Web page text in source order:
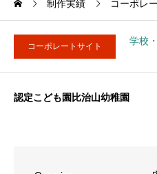
制作実績 コーポレ
コーポレートサイト 学校
認定こども園比治山幼稚園